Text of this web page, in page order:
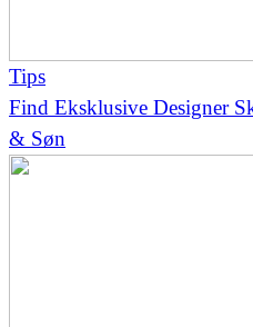
Tips
Find Eksklusive Designer
& Søn